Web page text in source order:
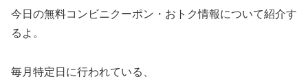
今日の無料コンビニクーポン・おトク情報について紹介す
るよ。
毎月特定日に行われている、